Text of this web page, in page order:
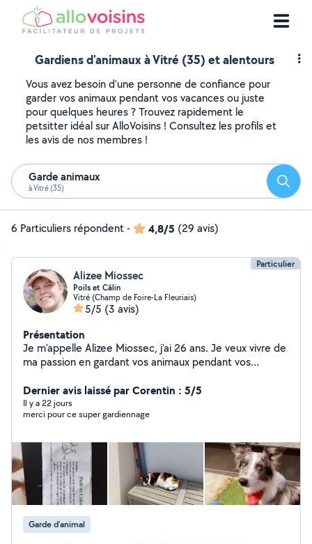
Gardiens d'animaux à Vitré (35) et alentours
Vous avez besoin d'une personne de confiance pour
garder vos animaux pendant vos vacances ou juste
pour quelques heures ? Trouvez rapidement le
petsitter idéal sur AlloVoisins ! Consultez les profils et
les avis de nos membres !
Garde animaux
à Vitré (35)
6 Particuliers répondent- 4,8/5 (29 avis)
Particulier
Alizee Miossec
Poils et Câlin
Vitré (Champ de Foire-La Fleuriais)
5/5 (3 avis)
Présentation
Je m'appelle Alizee Miossec, j'ai 26 ans. Je veux vivre de
ma passion en gardant vos animaux pendant vos
Dernier avis laissé par Corentin : 5/5
Il y a 22 jours
merci pour ce super gardiennage
Garde d’animal